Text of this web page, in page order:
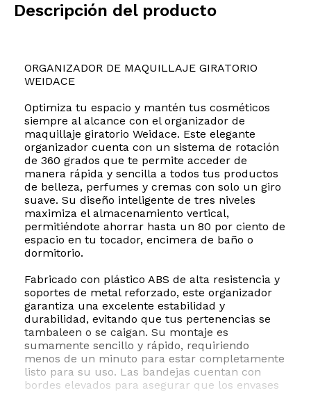
Descripción del producto
ORGANIZADOR DE MAQUILLAJE GIRATORIO
WEIDACE
Optimiza tu espacio y mantén tus cosméticos
siempre al alcance con el organizador de
maquillaje giratorio Weidace. Este elegante
organizador cuenta con un sistema de rotación
de 360 grados que te permite acceder de
manera rápida y sencilla a todos tus productos
de belleza, perfumes y cremas con solo un giro
suave. Su diseño inteligente de tres niveles
maximiza el almacenamiento vertical,
permitiéndote ahorrar hasta un 80 por ciento de
espacio en tu tocador, encimera de baño o
dormitorio.
Fabricado con plástico ABS de alta resistencia y
soportes de metal reforzado, este organizador
garantiza una excelente estabilidad y
durabilidad, evitando que tus pertenencias se
tambaleen o se caigan. Su montaje es
sumamente sencillo y rápido, requiriendo
menos de un minuto para estar completamente
listo para su uso. Las bandejas cuentan con
bordes elevados para asegurar que los envases